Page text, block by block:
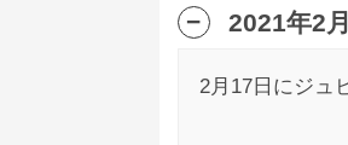
3
も分かってない」
2021年2
2月17日にジュ